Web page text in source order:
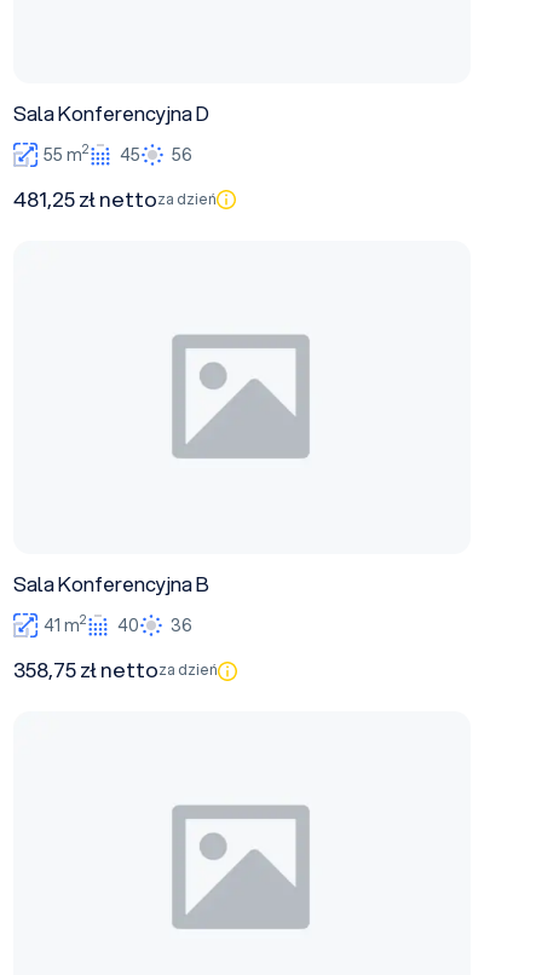
Sala Konferencyjna D
55 m2 45 56
481,25 zł nettoza dzień
Sala Konferencyjna B
41 m2 40 36
358,75 zł nettoza dzień